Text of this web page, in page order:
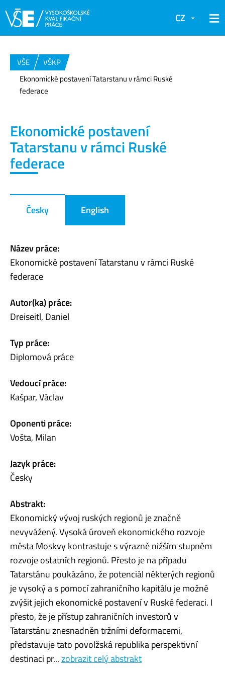
CZ
VŠE
VŠKP
Ekonomické postavení Tatarstanu v rámci Ruské
federace
Ekonomické postavení
Tatarstanu v rámci Ruské
federace
Česky English
Název práce:
Ekonomické postavení Tatarstanu v rámci Ruské
federace
Autor(ka) práce:
Dreiseitl, Daniel
Typ práce:
Diplomová práce
Vedoucí práce:
Kašpar, Václav
Oponenti práce:
Vošta, Milan
Jazyk práce:
Česky
Abstrakt:
Ekonomický vývoj ruských regionů je značně
nevyvážený. Vysoká úroveň ekonomického rozvoje
města Moskvy kontrastuje s výrazně nižším stupněm
rozvoje ostatních regionů. Přesto je na případu
Tatarstánu poukázáno, že potenciál některých regionů
je vysoký a s pomocí zahraničního kapitálu je možné
zvýšit jejich ekonomické postavení v Ruské federaci. I
přesto, že je přístup zahraničních investorů v
Tatarstánu znesnadněn tržními deformacemi,
představuje tato povolžská republika perspektivní
destinaci pr...zobrazit celý abstrakt